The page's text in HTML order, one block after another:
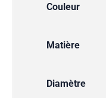
Couleur
Matière
Diamètre